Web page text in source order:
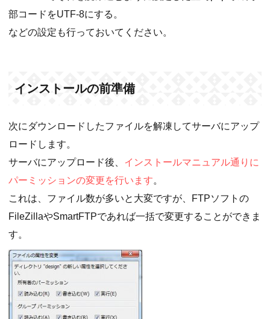
部コードをUTF-8にする。
などの設定も行っておいてください。
インストールの前準備
次にダウンロードしたファイルを解凍してサーバにアップ
ロードします。
サーバにアップロード後、 インストールマニュアル通りに
パーミッションの変更を行います。
これは、ファイル数が多いと大変ですが、FTPソフトの
FileZillaやSmartFTPであれば一括で変更することができま
す。